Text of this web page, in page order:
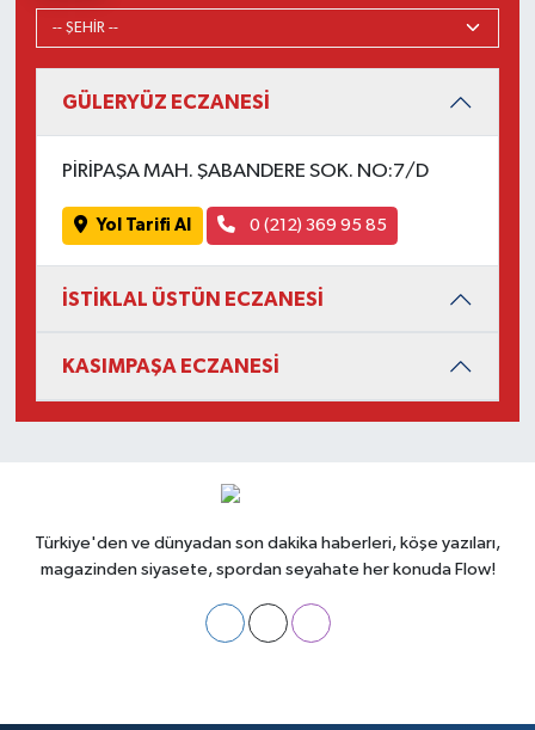
GÜLERYÜZ ECZANESİ
PİRİPAŞA MAH. ŞABANDERE SOK. NO:7/D
Yol Tarifi Al 0 (212) 369 95 85
İSTİKLAL ÜSTÜN ECZANESİ
KASIMPAŞA ECZANESİ
Türkiye'den ve dünyadan son dakika haberleri, köşe yazıları,
magazinden siyasete, spordan seyahate her konuda Flow!